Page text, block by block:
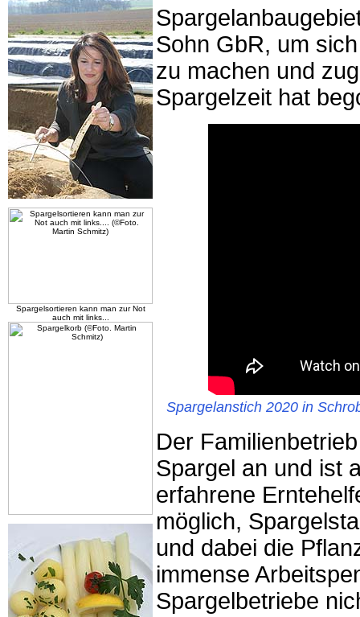
Spargelsortieren kann man zur Not
auch mit links...
Sohn GbR, um
zu machen und
Spargelzeit hat
Spargelanstich 2020 in
Der
Spargel an und ist
erfahrene
möglich,
und dabei die
immense
Spargelbetriebe